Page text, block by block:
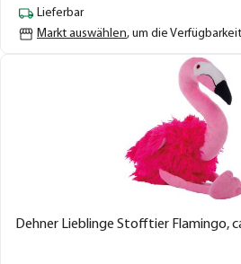
Lieferbar
Markt auswählen, um die
Dehner Lieblinge Stofftier Flamingo,